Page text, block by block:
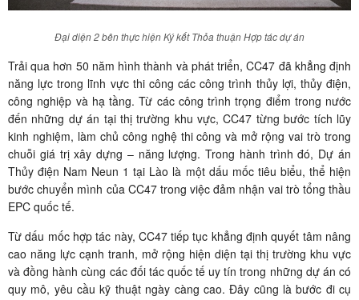
Đại diện 2 bên thực hiện Ký kết Thỏa thuận Hợp tác dự án
Trải qua hơn 50 năm hình thành và phát triển, CC47 đã khẳng định
năng lực trong lĩnh vực thi công các công trình thủy lợi, thủy điện,
công nghiệp và hạ tầng. Từ các công trình trọng điểm trong nước
đến những dự án tại thị trường khu vực, CC47 từng bước tích lũy
kinh nghiệm, làm chủ công nghệ thi công và mở rộng vai trò trong
chuỗi giá trị xây dựng – năng lượng. Trong hành trình đó, Dự án
Thủy điện Nam Neun 1 tại Lào là một dấu mốc tiêu biểu, thể hiện
bước chuyển mình của CC47 trong việc đảm nhận vai trò tổng thầu
EPC quốc tế.
Từ dấu mốc hợp tác này, CC47 tiếp tục khẳng định quyết tâm nâng
cao năng lực cạnh tranh, mở rộng hiện diện tại thị trường khu vực
và đồng hành cùng các đối tác quốc tế uy tín trong những dự án có
quy mô, yêu cầu kỹ thuật ngày càng cao. Đây cũng là bước đi cụ